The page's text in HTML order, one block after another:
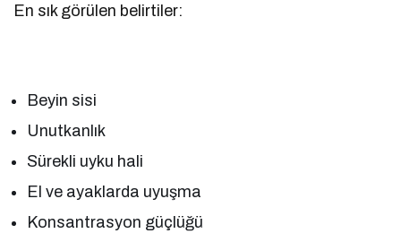
En sık görülen belirtiler:
Beyin sisi
Unutkanlık
Sürekli uyku hali
El ve ayaklarda uyuşma
Konsantrasyon güçlüğü